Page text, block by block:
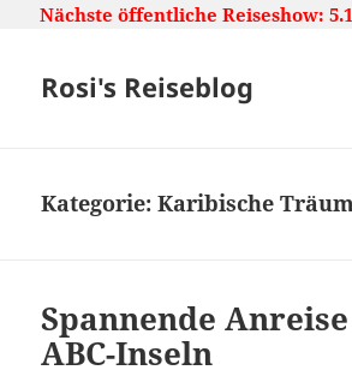
Reiseshow: 5.10.2026, 16:00
Rosi's Reiseblog
Kategorie:Karibische
Spannende
ABC-Inseln